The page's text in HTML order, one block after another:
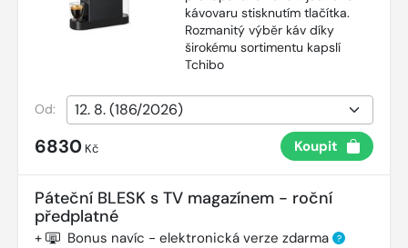
kávovaru stisknutím tlačítka.
Rozmanitý výběr káv díky
širokému sortimentu kapslí
Tchibo
Od:
6830 Kč Koupit
Páteční BLESK s TV magazínem - roční
předplatné
+ Bonus navíc - elektronická verze zdarma ?